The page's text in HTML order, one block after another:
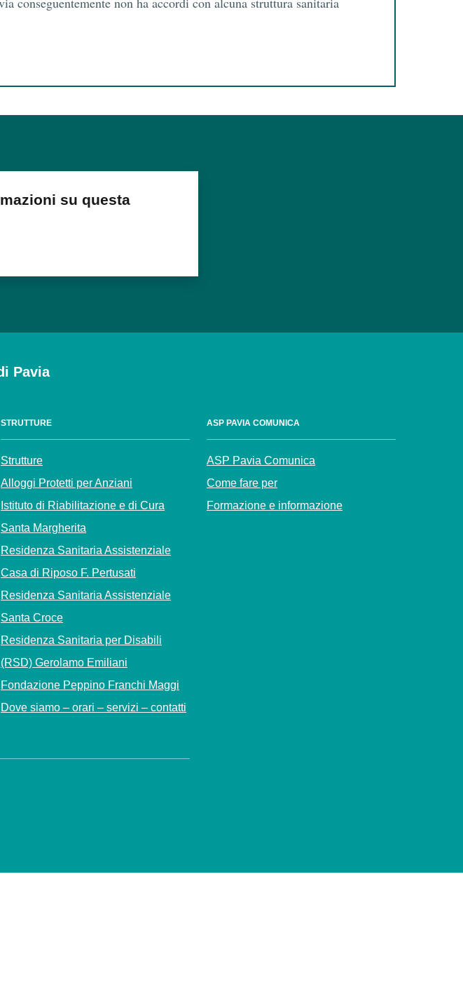
su questa
Pavia
STRUTTURE
Strutture
Alloggi Protetti per Anziani
Istituto di Riabilitazione e di Cura
Santa Margherita
Residenza Sanitaria Assistenziale
Casa di Riposo F. Pertusati
Residenza Sanitaria Assistenziale
Santa Croce
Residenza Sanitaria per Disabili
(RSD) Gerolamo Emiliani
Fondazione Peppino Franchi Maggi
Dove siamo – orari – servizi – contatti
ASP PAVIA COMUNICA
ASP Pavia Comunica
Come fare per
Formazione e informazione